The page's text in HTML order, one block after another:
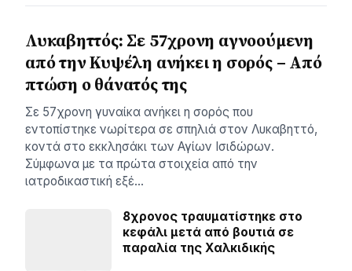
Λυκαβηττός: Σε 57χρονη αγνοούμενη
από την Κυψέλη ανήκει η σορός – Από
πτώση ο θάνατός της
Σε 57χρονη γυναίκα ανήκει η σορός που
εντοπίστηκε νωρίτερα σε σπηλιά στον Λυκαβηττό,
κοντά στο εκκλησάκι των Αγίων Ισιδώρων.
Σύμφωνα με τα πρώτα στοιχεία από την
ιατροδικαστική εξέ…
8χρονος τραυματίστηκε στο
κεφάλι μετά από βουτιά σε
παραλία της Χαλκιδικής